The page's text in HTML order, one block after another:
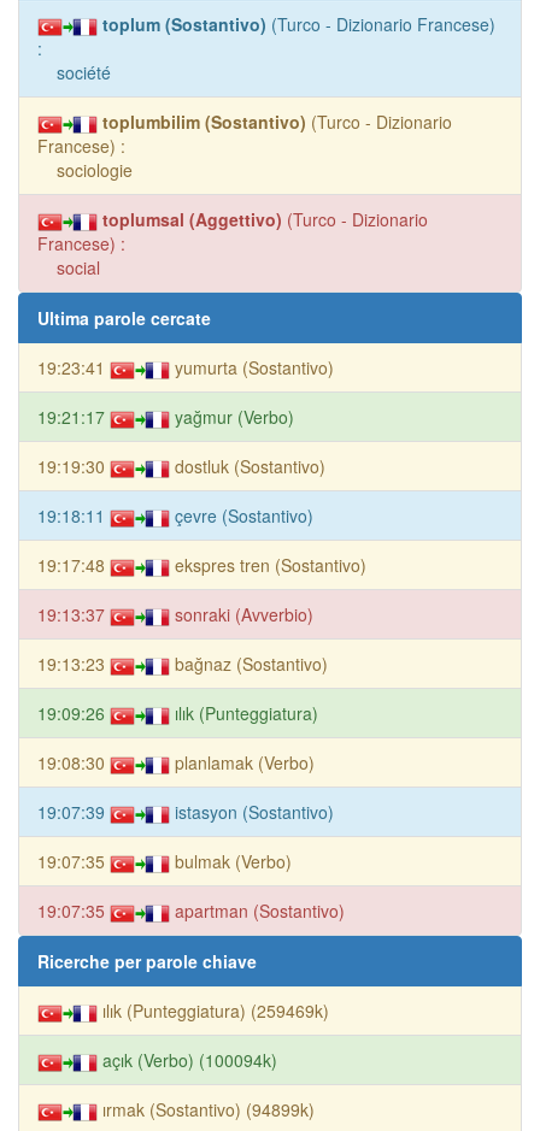
toplum (Sostantivo) (Turco - Dizionario Francese)
:
société
toplumbilim (Sostantivo) (Turco - Dizionario
Francese) :
sociologie
toplumsal (Aggettivo) (Turco - Dizionario
Francese) :
social
Ultima parole cercate
19:23:41 yumurta (Sostantivo)
19:21:17 yağmur (Verbo)
19:19:30 dostluk (Sostantivo)
19:18:11 çevre (Sostantivo)
19:17:48 ekspres tren (Sostantivo)
19:13:37 sonraki (Avverbio)
19:13:23 bağnaz (Sostantivo)
19:09:26 ılık (Punteggiatura)
19:08:30 planlamak (Verbo)
19:07:39 istasyon (Sostantivo)
19:07:35 bulmak (Verbo)
19:07:35 apartman (Sostantivo)
Ricerche per parole chiave
ılık (Punteggiatura) (259469k)
açık (Verbo) (100094k)
ırmak (Sostantivo) (94899k)